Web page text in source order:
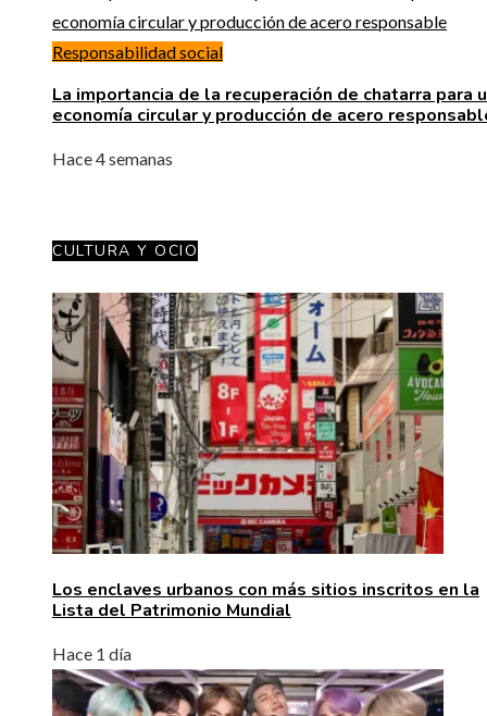
Responsabilidad social
La importancia de la recuperación de chatarra para
economía circular y producción de acero
Hace 4 semanas
CULTURA Y OCIO
Los enclaves urbanos con más sitios inscritos en la
Lista del Patrimonio Mundial
Hace 1 día